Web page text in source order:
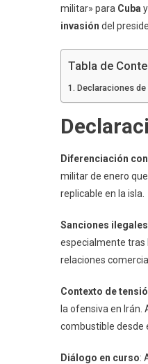
militar» para Cuba
invasión del
Tabla de
Declaraciones de
Diferenciación
militar de enero
replicable en la isla.
Sanciones ilegales
especialmente tras
relaciones
Contexto de
la ofensiva en
combustible desde
Diálogo en curso: